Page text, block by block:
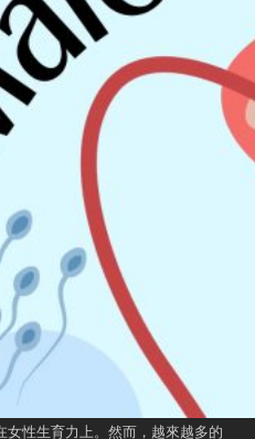
性生育力上。然而，越來越多的